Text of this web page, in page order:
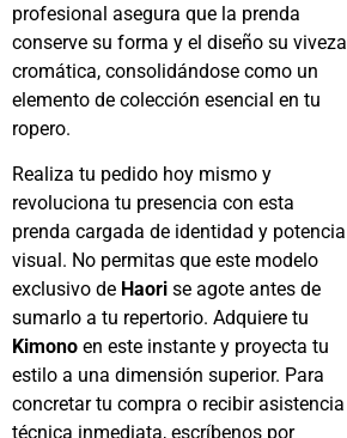
profesional asegura que la prenda
conserve su forma y el diseño su viveza
cromática, consolidándose como un
elemento de colección esencial en tu
ropero.
Realiza tu pedido hoy mismo y
revoluciona tu presencia con esta
prenda cargada de identidad y potencia
visual. No permitas que este modelo
exclusivo de Haori se agote antes de
sumarlo a tu repertorio. Adquiere tu
Kimono en este instante y proyecta tu
estilo a una dimensión superior. Para
concretar tu compra o recibir asistencia
técnica inmediata, escríbenos por